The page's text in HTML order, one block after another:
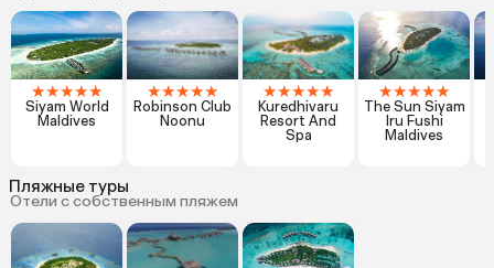
★★★★★
Siyam World
Maldives
★★★★★
Robinson Club
Noonu
★★★★★
Kuredhivaru
Resort And
Spa
★★★★★
The Sun Siyam
Iru Fushi
Maldives
Пляжные туры
Отели с собственным пляжем